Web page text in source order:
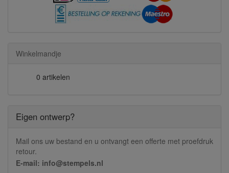
Winkelmandje
0 artikelen
Eigen ontwerp?
Mail ons uw bestand en u ontvangt een offerte met proefdruk
retour.
E-mail: info@stempels.nl